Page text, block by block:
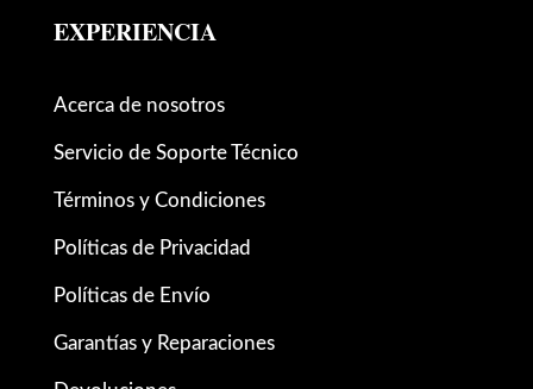
EXPERIENCIA
Acerca de nosotros
Servicio de Soporte Técnico
Términos y Condiciones
Políticas de Privacidad
Políticas de Envío
Garantías y Reparaciones